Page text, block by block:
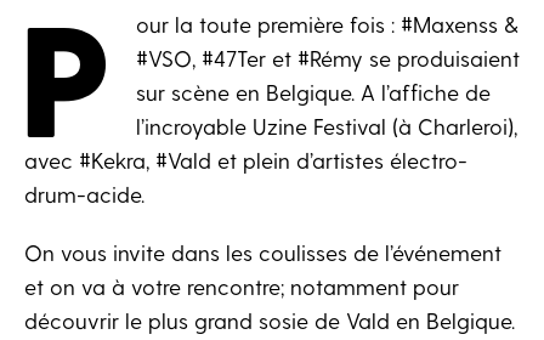
P
our la toute première fois : #Maxenss &
#VSO, #47Ter et #Rémy se produisaient
sur scène en Belgique. A l’affiche de
l’incroyable Uzine Festival (à Charleroi),
avec #Kekra, #Vald et plein d’artistes électro-
drum-acide.
On vous invite dans les coulisses de l’événement
et on va à votre rencontre; notamment pour
découvrir le plus grand sosie de Vald en Belgique.